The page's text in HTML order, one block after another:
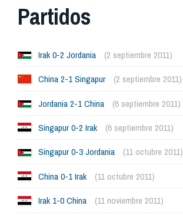
Partidos
Irak 0-2 Jordania
(2 septiembre 2011)
China 2-1 Singapur
(2 septiembre 2011)
Jordania 2-1 China
(6 septiembre 2011)
Singapur 0-2 Irak
(6 septiembre 2011)
Singapur 0-3 Jordania
(11 octubre 2011)
China 0-1 Irak
(11 octubre 2011)
Irak 1-0 China
(11 noviembre 2011)